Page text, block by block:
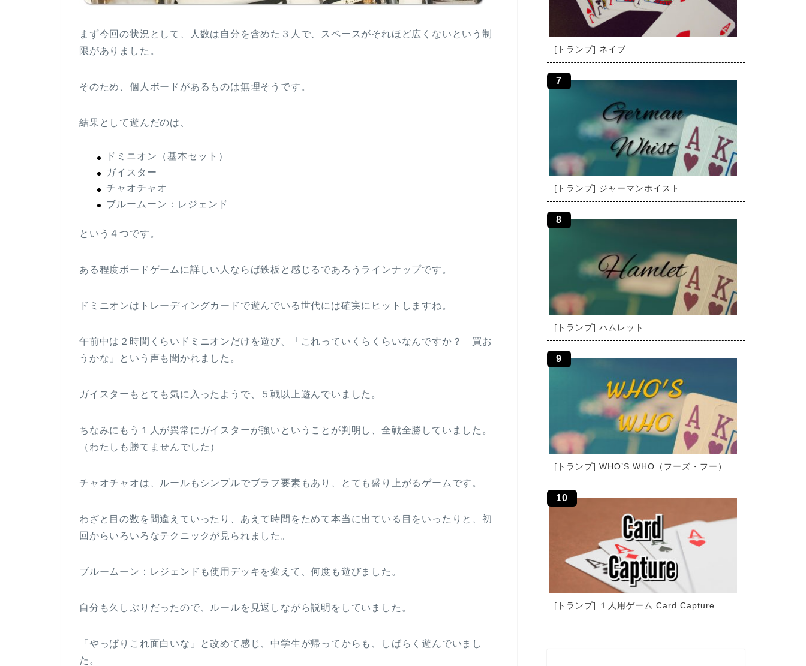
まず今回の状況として、人数は自分を含めた３人で、スペースがそれほど広くないという制
限がありました。
そのため、個人ボードがあるものは無理そうです。
結果として遊んだのは、
ドミニオン（基本セット）
ガイスター
チャオチャオ
ブルームーン：レジェンド
という４つです。
ある程度ボードゲームに詳しい人ならば鉄板と感じるであろうラインナップです。
ドミニオンはトレーディングカードで遊んでいる世代には確実にヒットしますね。
午前中は２時間くらいドミニオンだけを遊び、「これっていくらくらいなんですか？ 買お
うかな」という声も聞かれました。
ガイスターもとても気に入ったようで、５戦以上遊んでいました。
ちなみにもう１人が異常にガイスターが強いということが判明し、全戦全勝していました。
（わたしも勝てませんでした）
チャオチャオは、ルールもシンプルでブラフ要素もあり、とても盛り上がるゲームです。
わざと目の数を間違えていったり、あえて時間をためて本当に出ている目をいったりと、初
回からいろいろなテクニックが見られました。
ブルームーン：レジェンドも使用デッキを変えて、何度も遊びました。
自分も久しぶりだったので、ルールを見返しながら説明をしていました。
「やっぱりこれ面白いな」と改めて感じ、中学生が帰ってからも、しばらく遊んでいまし
た。
[トランプ] ネイブ
[トランプ] ジャーマンホイスト
[トランプ] ハムレット
[トランプ] WHO’S WHO（フーズ・フー）
[トランプ] １人用ゲーム Card Capture